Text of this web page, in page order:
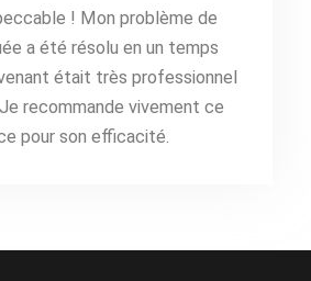
! Mon problème de
a été résolu en un temps
était très professionnel
recommande vivement ce
pour son efficacité.